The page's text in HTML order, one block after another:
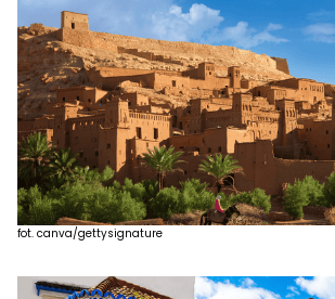
fot. canva/gettysignature